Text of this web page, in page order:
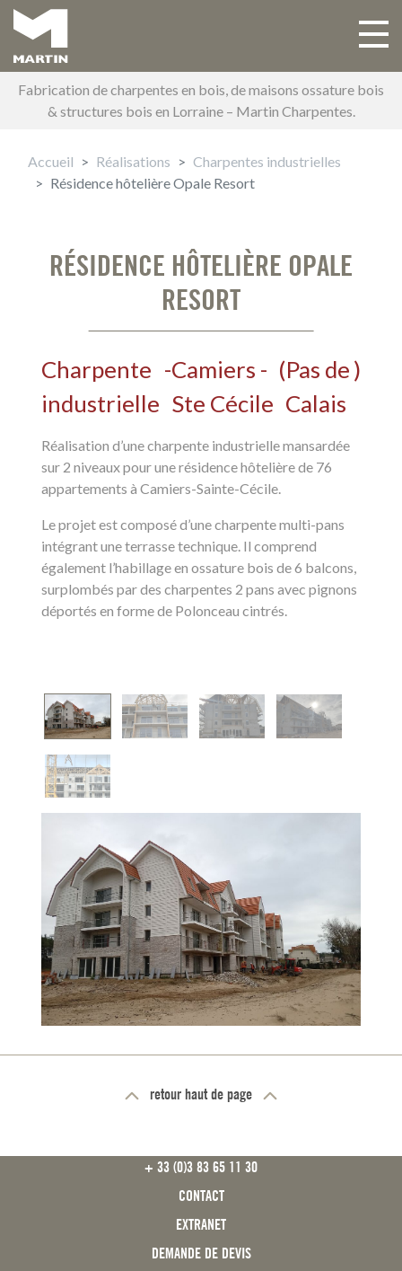
Aller
au
contenu
principal
Main navigation Toggle
Fabrication de charpentes en bois, de maisons ossature bois
& structures bois en Lorraine – Martin Charpentes.
Accueil Réalisations
Charpentes industrielles
Résidence hôtelière Opale Resort
RÉSIDENCE HÔTELIÈRE OPALE
RESORT
Charpente
industrielle
-Camiers -
Ste Cécile
(Pas de
Calais
)
Réalisation d’une charpente industrielle mansardée
sur 2 niveaux pour une résidence hôtelière de 76
appartements à Camiers-Sainte-Cécile.
Le projet est composé d’une charpente multi-pans
intégrant une terrasse technique. Il comprend
également l’habillage en ossature bois de 6 balcons,
surplombés par des charpentes 2 pans avec pignons
déportés en forme de Polonceau cintrés.
retour haut de page
+ 33 (0)3 83 65 11 30
CONTACT
EXTRANET
DEMANDE DE DEVIS